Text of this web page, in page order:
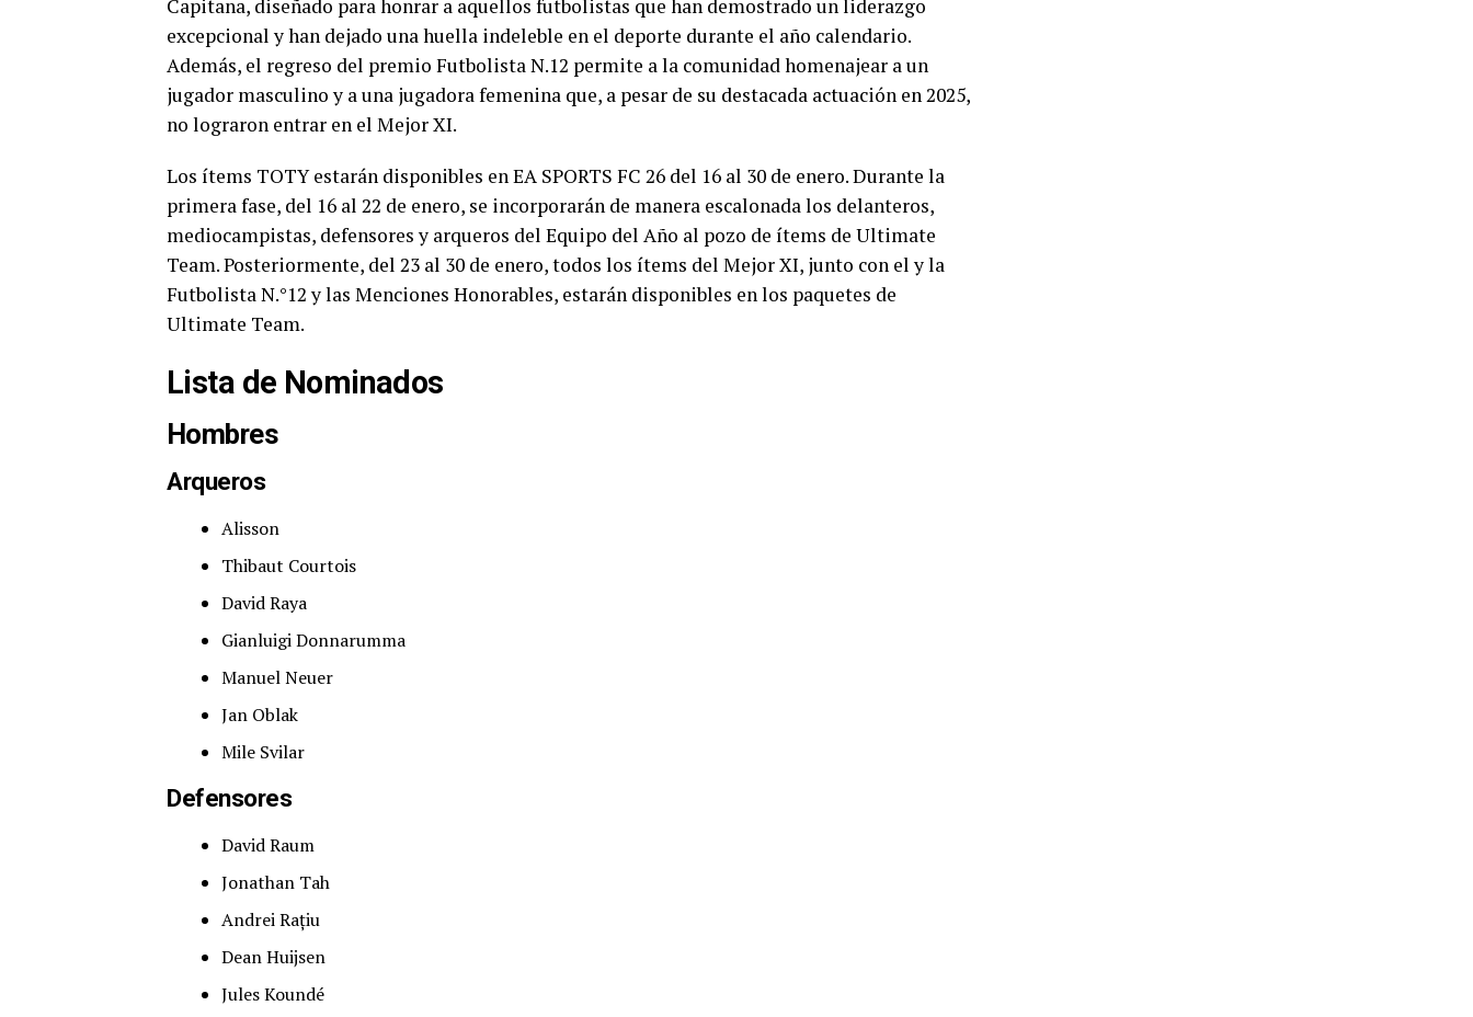
Capitana, diseñado para honrar a aquellos futbolistas que han demostrado un liderazgo
excepcional y han dejado una huella indeleble en el deporte durante el año calendario.
Además, el regreso del premio Futbolista N.12 permite a la comunidad homenajear a un
jugador masculino y a una jugadora femenina que, a pesar de su destacada actuación en 2025,
no lograron entrar en el Mejor XI.
Los ítems TOTY estarán disponibles en EA SPORTS FC 26 del 16 al 30 de enero. Durante la
primera fase, del 16 al 22 de enero, se incorporarán de manera escalonada los delanteros,
mediocampistas, defensores y arqueros del Equipo del Año al pozo de ítems de Ultimate
Team. Posteriormente, del 23 al 30 de enero, todos los ítems del Mejor XI, junto con el y la
Futbolista N.°12 y las Menciones Honorables, estarán disponibles en los paquetes de
Ultimate Team.
Lista de Nominados
Hombres
Arqueros
Alisson
Thibaut Courtois
David Raya
Gianluigi Donnarumma
Manuel Neuer
Jan Oblak
Mile Svilar
Defensores
David Raum
Jonathan Tah
Andrei Rațiu
Dean Huijsen
Jules Koundé